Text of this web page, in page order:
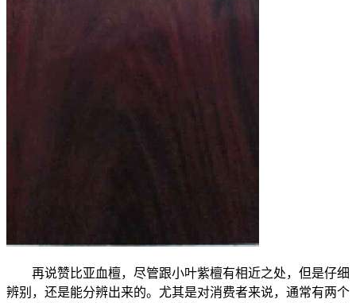
再说赞比亚血檀，尽管跟小叶紫檀有相近之处，但是仔细
辨别，还是能分辨出来的。尤其是对消费者来说，通常有两个